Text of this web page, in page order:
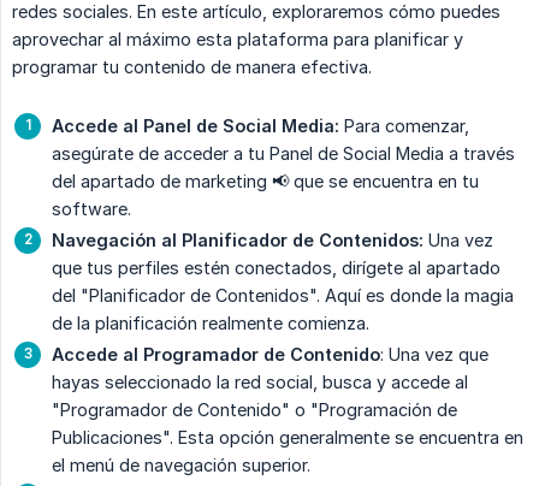
redes sociales. En este artículo, exploraremos cómo puedes
aprovechar al máximo esta plataforma para planificar y
programar tu contenido de manera efectiva.
Accede al Panel de Social Media: Para comenzar,
asegúrate de acceder a tu Panel de Social Media a través
del apartado de marketing 📢 que se encuentra en tu
software.
Navegación al Planificador de Contenidos: Una vez
que tus perfiles estén conectados, dirígete al apartado
del "Planificador de Contenidos". Aquí es donde la magia
de la planificación realmente comienza.
Accede al Programador de Contenido: Una vez que
hayas seleccionado la red social, busca y accede al
"Programador de Contenido" o "Programación de
Publicaciones". Esta opción generalmente se encuentra en
el menú de navegación superior.